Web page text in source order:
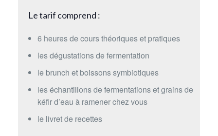
Le tarif comprend :
6 heures de cours théoriques et pratiques
les dégustations de fermentation
le brunch et boissons symbiotiques
les échantillons de fermentations et grains de
kéfir d’eau à ramener chez vous
le livret de recettes